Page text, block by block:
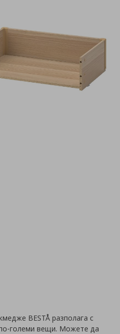
BESTÅ разполага с
големи вещи. Можете да